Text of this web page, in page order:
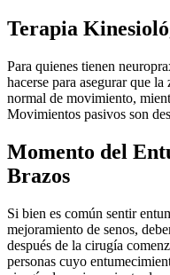
Terapia
Para quienes tienen
hacerse para asegurar que
normal de movimiento,
Movimientos pasivos son
Momento del
Brazos
Si bien es común sentir
mejoramiento de senos,
después de la cirugía
personas cuyo